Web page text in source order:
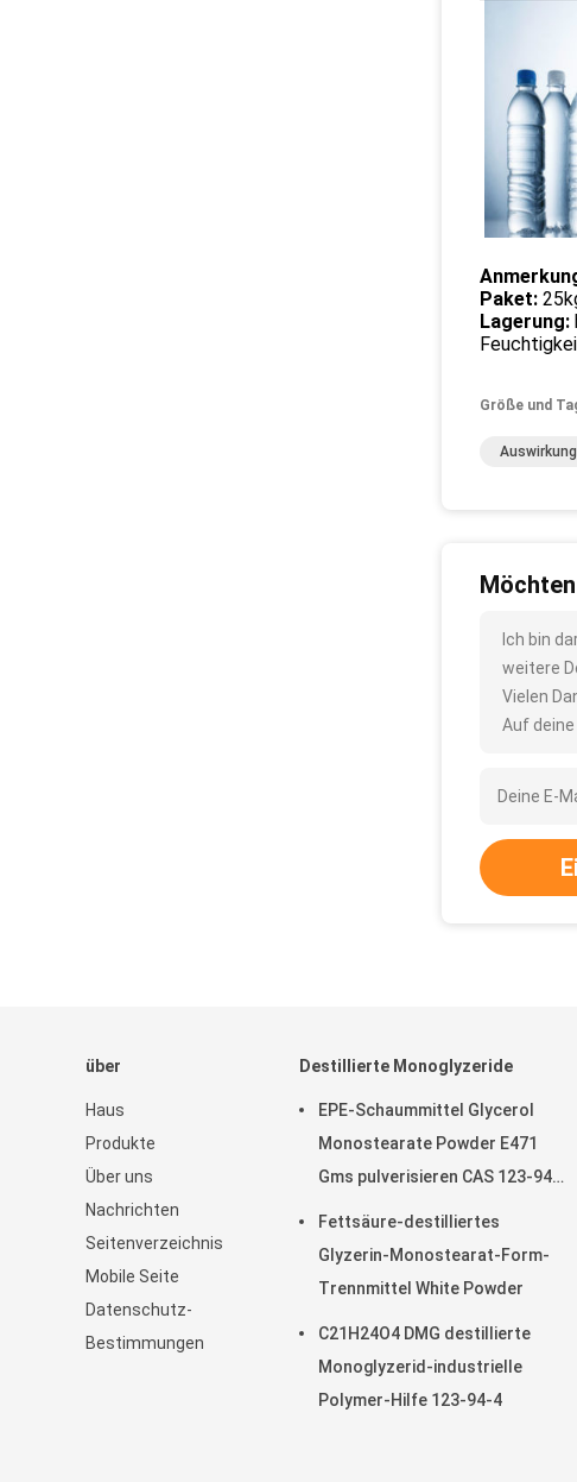
Paket:
Lagerung:
Größe und
Ich bin
weitere
Vielen
Auf
über
Haus
Produkte
Über uns
Nachrichten
Seitenverzeichnis
Mobile Seite
Datenschutz-
Bestimmungen
Destillierte Monoglyzeride
EPE-Schaummittel Glycerol
Monostearate Powder E471
Gms pulverisieren CAS 123-94-
Fettsäure-destilliertes
Glyzerin-Monostearat-Form-
Trennmittel White Powder
C21H24O4 DMG destillierte
Monoglyzerid-industrielle
Polymer-Hilfe 123-94-4